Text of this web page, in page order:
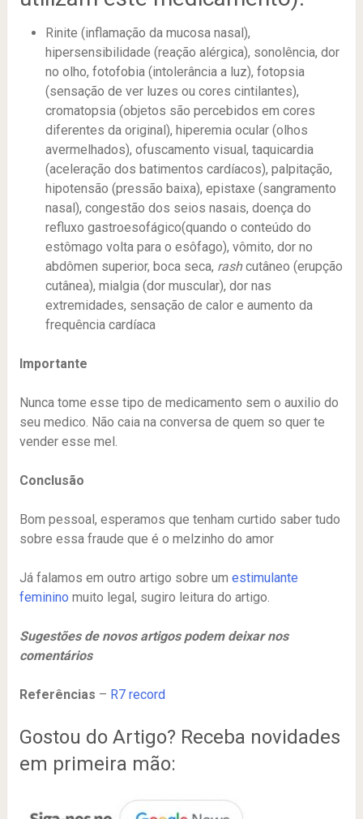
Rinite (inflamação da mucosa nasal),
hipersensibilidade (reação alérgica), sonolência, dor
no olho, fotofobia (intolerância a luz), fotopsia
(sensação de ver luzes ou cores cintilantes),
cromatopsia (objetos são percebidos em cores
diferentes da original), hiperemia ocular (olhos
avermelhados), ofuscamento visual, taquicardia
(aceleração dos batimentos cardíacos), palpitação,
hipotensão (pressão baixa), epistaxe (sangramento
nasal), congestão dos seios nasais, doença do
refluxo gastroesofágico(quando o conteúdo do
estômago volta para o esôfago), vômito, dor no
abdômen superior, boca seca, rashcutâneo (erupção
cutânea), mialgia (dor muscular), dor nas
extremidades, sensação de calor e aumento da
frequência cardíaca
Importante
Nunca tome esse tipo de medicamento sem o auxilio do
seu medico. Não caia na conversa de quem so quer te
vender esse mel.
Conclusão
Bom pessoal, esperamos que tenham curtido saber tudo
sobre essa fraude que é o melzinho do amor
Já falamos em outro artigo sobre um estimulante
feminino muito legal, sugiro leitura do artigo.
Sugestões de novos artigos podem deixar nos
comentários
Referências – R7 record
Gostou do Artigo? Receba novidades
em primeira mão: